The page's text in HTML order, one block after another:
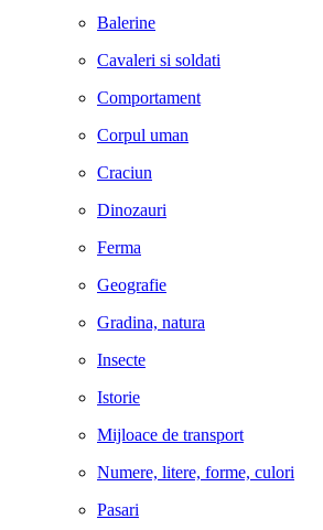
Balerine
Cavaleri si soldati
Comportament
Corpul uman
Craciun
Dinozauri
Ferma
Geografie
Gradina, natura
Insecte
Istorie
Mijloace de transport
Numere, litere, forme, culori
Pasari